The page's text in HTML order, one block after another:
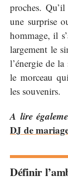
proches. Qu’il
une surprise
hommage, il
largement le
l’énergie de
le morceau
les souvenirs.
A lire
DJ de
Définir